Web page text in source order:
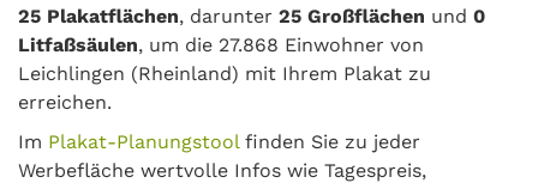
25 Plakatflächen, darunter 25 Großflächen und 0
Litfaßsäulen, um die 27.868 Einwohner von
Leichlingen (Rheinland) mit Ihrem Plakat zu
erreichen.
Im Plakat-Planungstoolfinden Sie zu jeder
Werbefläche wertvolle Infos wie Tagespreis,